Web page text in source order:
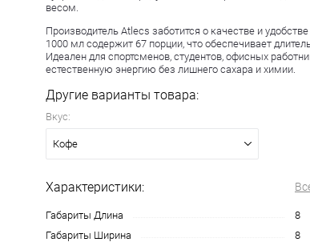
весом.
Производитель Atlecs заботится о качестве и
1000 мл содержит 67 порции, что обеспечивает
Идеален для спортсменов, студентов, офисных
естественную энергию без лишнего сахара и химии.
Другие варианты товара:
Вкус:
Кофе
Характеристики:
Габариты Длина
8
Габариты Ширина
8